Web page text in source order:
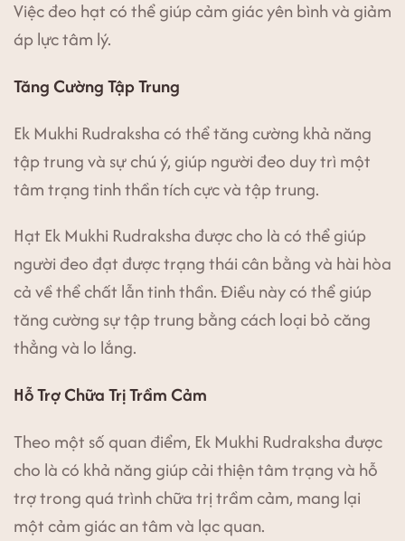
Việc đeo hạt có thể giúp cảm giác yên bình và giảm
áp lực tâm lý.
Tăng Cường Tập Trung
Ek Mukhi Rudraksha có thể tăng cường khả năng
tập trung và sự chú ý, giúp người đeo duy trì một
tâm trạng tinh thần tích cực và tập trung.
Hạt Ek Mukhi Rudraksha được cho là có thể giúp
người đeo đạt được trạng thái cân bằng và hài hòa
cả về thể chất lẫn tinh thần. Điều này có thể giúp
tăng cường sự tập trung bằng cách loại bỏ căng
thẳng và lo lắng.
Hỗ Trợ Chữa Trị Trầm Cảm
Theo một số quan điểm, Ek Mukhi Rudraksha được
cho là có khả năng giúp cải thiện tâm trạng và hỗ
trợ trong quá trình chữa trị trầm cảm, mang lại
một cảm giác an tâm và lạc quan.